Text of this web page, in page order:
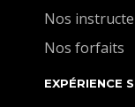
Nos
Nos forfaits
EXPÉRIENCE